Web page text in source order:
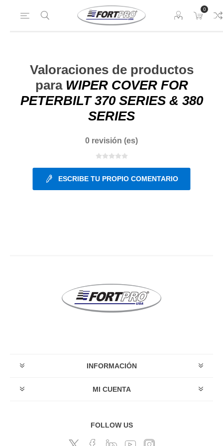
0
Valoraciones de productos
para WIPER COVER FOR
PETERBILT 370 SERIES & 380
SERIES
0 revisión (es)
ESCRIBE TU PROPIO COMENTARIO
INFORMACIÓN
MI CUENTA
FOLLOW US